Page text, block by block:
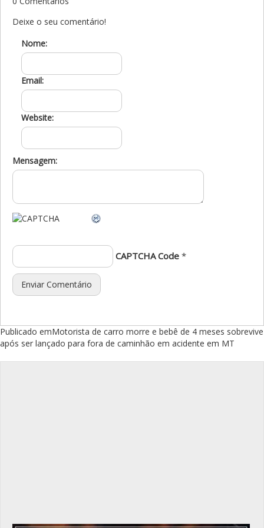
Deixe o seu comentário!
Nome:
Email:
Website:
Mensagem:
CAPTCHA Code *
Navegação
de
Publicado emMotorista de carro morre e bebê de 4 meses sobrevive
após ser lançado para fora de caminhão em acidente em MT